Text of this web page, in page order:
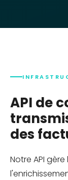
API de
des
Notre API